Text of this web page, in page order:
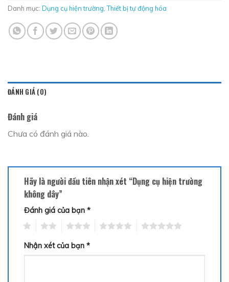
Danh mục: Dụng cụ hiện trường,Thiết bị tự động hóa
ĐÁNH GIÁ (0)
Đánh giá
Chưa có đánh giá nào.
Hãy là người đầu tiên nhận xét “Dụng cụ hiện trường
không dây”
Đánh giá của bạn *
Nhận xét của bạn *